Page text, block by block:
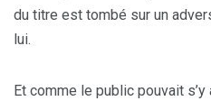
du titre est tombé sur un
lui.
Et comme le public pouvait